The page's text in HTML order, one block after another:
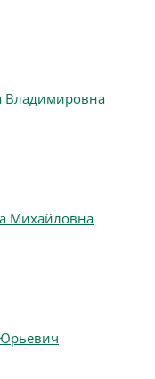
Владимировна
Михайловна